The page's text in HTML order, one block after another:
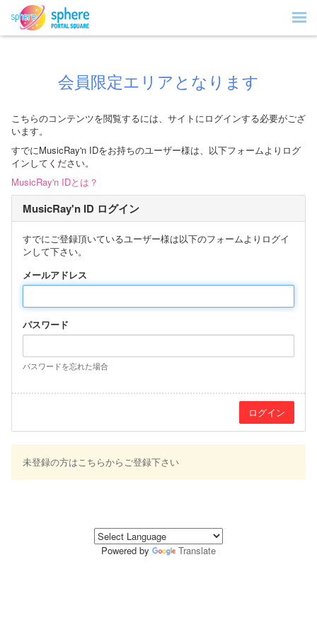
会員限定エリアとなります
こちらのコンテンツを閲覧するには、サイトにログインする必要がござ
います。
すでにMusicRay'n IDをお持ちのユーザー様は、以下フォームよりログ
インしてください。
MusicRay'n IDとは？
MusicRay'n ID ログイン
すでにご登録頂いているユーザー様は以下のフォームよりログイ
ンして下さい。
メールアドレス
パスワード
パスワードを忘れた場合
未登録の方はこちらからご登録下さい
Powered by Translate